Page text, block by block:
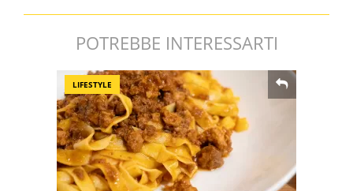
POTREBBE INTERESSARTI
LIFESTYLE